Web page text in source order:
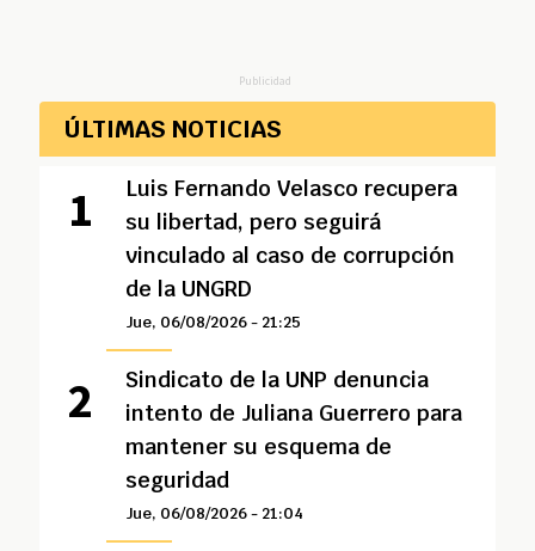
Publicidad
ÚLTIMAS NOTICIAS
Luis Fernando Velasco recupera
su libertad, pero seguirá
vinculado al caso de corrupción
de la UNGRD
Jue, 06/08/2026 - 21:25
Sindicato de la UNP denuncia
intento de Juliana Guerrero para
mantener su esquema de
seguridad
Jue, 06/08/2026 - 21:04